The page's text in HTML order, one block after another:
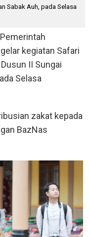
Sabak Auh, pada Selasa
Pemerintah
kegiatan Safari
II Sungai
Selasa
zakat kepada
BazNas